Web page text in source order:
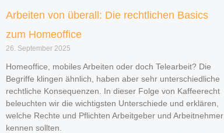
Arbeiten von überall: Die rechtlichen Basics
zum Homeoffice
26. September 2025
Homeoffice, mobiles Arbeiten oder doch Telearbeit? Die
Begriffe klingen ähnlich, haben aber sehr unterschiedliche
rechtliche Konsequenzen. In dieser Folge von Kaffeerecht
beleuchten wir die wichtigsten Unterschiede und erklären,
welche Rechte und Pflichten Arbeitgeber und Arbeitnehmer
kennen sollten.